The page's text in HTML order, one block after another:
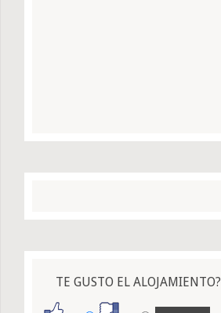
TE GUSTO EL ALOJAMIENTO?